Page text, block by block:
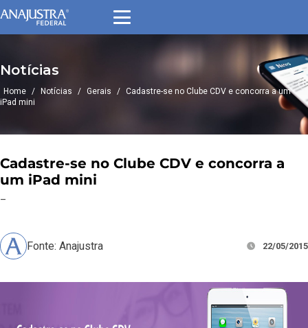
Notícias
Home / Notícias / Gerais / Cadastre-se no Clube CDV e concorra a um
iPad mini
Cadastre-se no Clube CDV e concorra a
um iPad mini
–
Fonte: Anajustra 22/05/2015